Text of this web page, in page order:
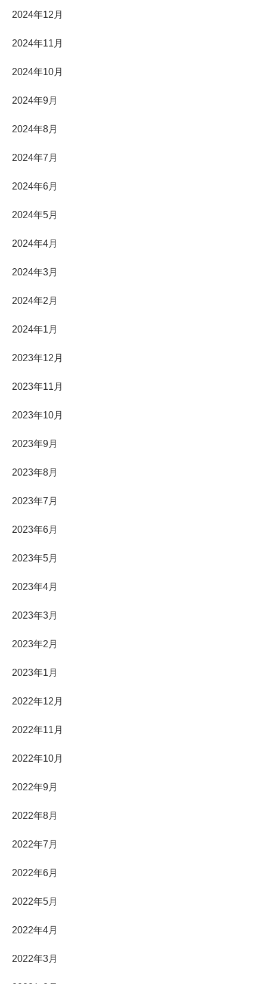
2024年12月
2024年11月
2024年10月
2024年9月
2024年8月
2024年7月
2024年6月
2024年5月
2024年4月
2024年3月
2024年2月
2024年1月
2023年12月
2023年11月
2023年10月
2023年9月
2023年8月
2023年7月
2023年6月
2023年5月
2023年4月
2023年3月
2023年2月
2023年1月
2022年12月
2022年11月
2022年10月
2022年9月
2022年8月
2022年7月
2022年6月
2022年5月
2022年4月
2022年3月